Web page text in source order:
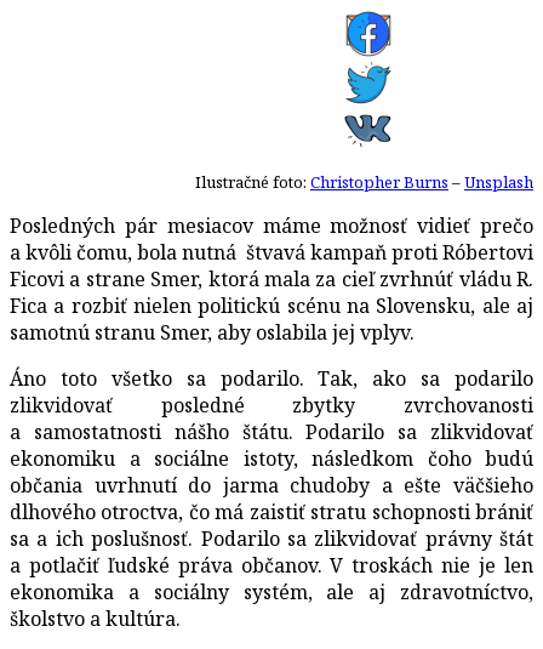
Ilustračné foto: Christopher Burns –Unsplash
Posledných pár mesiacov máme možnosť vidieť prečo
a kvôli čomu, bola nutná štvavá kampaň proti Róbertovi
Ficovi a strane Smer, ktorá mala za cieľ zvrhnúť vládu R.
Fica a rozbiť nielen politickú scénu na Slovensku, ale aj
samotnú stranu Smer, aby oslabila jej vplyv.
Áno toto všetko sa podarilo. Tak, ako sa podarilo
zlikvidovať posledné zbytky zvrchovanosti
a samostatnosti nášho štátu. Podarilo sa zlikvidovať
ekonomiku a sociálne istoty, následkom čoho budú
občania uvrhnutí do jarma chudoby a ešte väčšieho
dlhového otroctva, čo má zaistiť stratu schopnosti brániť
sa a ich poslušnosť. Podarilo sa zlikvidovať právny štát
a potlačiť ľudské práva občanov. V troskách nie je len
ekonomika a sociálny systém, ale aj zdravotníctvo,
školstvo a kultúra.